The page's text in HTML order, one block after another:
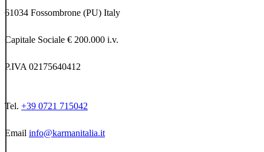
61034 Fossombrone (PU) Italy
Capitale Sociale € 200.000 i.v.
P.IVA 02175640412
Tel. +39 0721 715042
Email info@karmanitalia.it